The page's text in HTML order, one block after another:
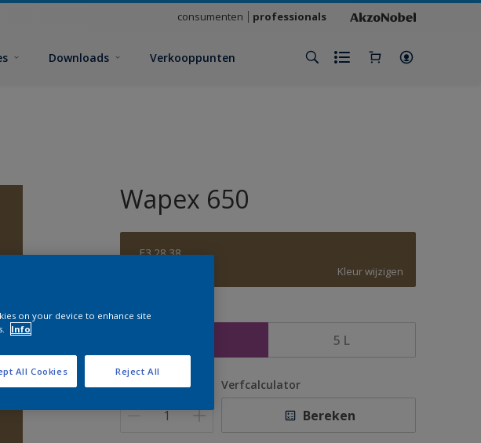
consumenten professionals
Downloads Verkooppunten
Wapex 650
F3.28.38
Kleur wijzigen
Grootte
5 L
Aantal Verfcalculator
Bereken
on your device to enhance site
Info
Reject All
All Cookies